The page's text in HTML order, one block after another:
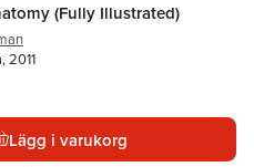
(Fully Illustrated)
2011
Lägg i varukorg